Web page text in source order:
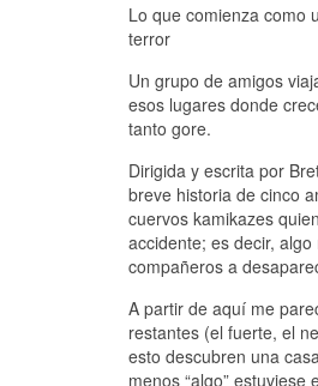
Lo que comienza como
terror
Un grupo de amigos
esos lugares donde
tanto gore.
Dirigida y escrita por
breve historia de cinco
cuervos kamikazes
accidente; es decir,
compañeros a
A partir de aquí me
restantes (el fuerte, el
esto descubren una
menos “algo” estuviese